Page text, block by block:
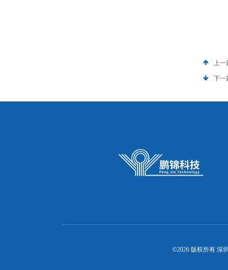
上一
下一
©2026 版权所有 深